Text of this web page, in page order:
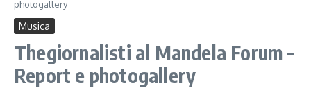
photogallery
Musica
Thegiornalisti al Mandela Forum –
Report e photogallery